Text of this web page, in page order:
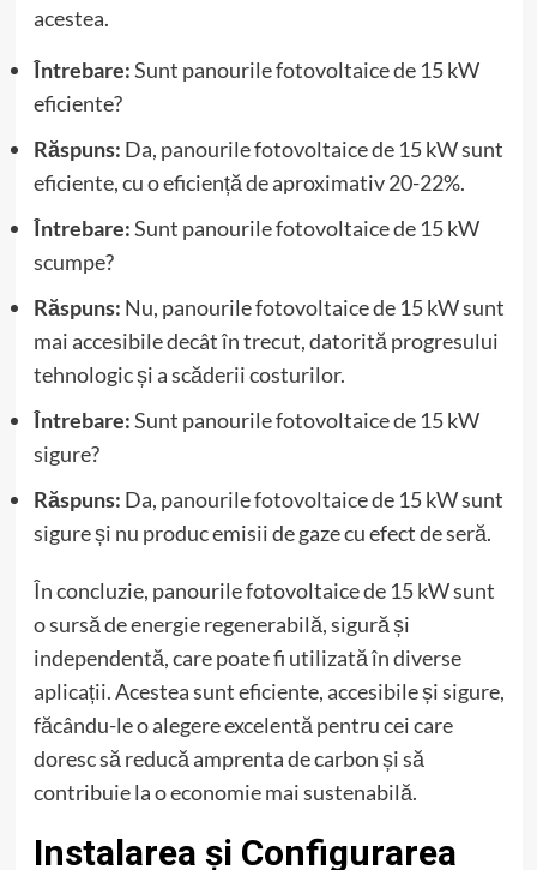
acestea.
Întrebare:Sunt panourile fotovoltaice de 15 kW
eficiente?
Răspuns: Da, panourile fotovoltaice de 15 kW sunt
eficiente, cu o eficiență de aproximativ 20-22%.
Întrebare:Sunt panourile fotovoltaice de 15 kW
scumpe?
Răspuns: Nu, panourile fotovoltaice de 15 kW sunt
mai accesibile decât în trecut, datorită progresului
tehnologic și a scăderii costurilor.
Întrebare:Sunt panourile fotovoltaice de 15 kW
sigure?
Răspuns: Da, panourile fotovoltaice de 15 kW sunt
sigure și nu produc emisii de gaze cu efect de seră.
În concluzie, panourile fotovoltaice de 15 kW sunt
o sursă de energie regenerabilă, sigură și
independentă, care poate fi utilizată în diverse
aplicații. Acestea sunt eficiente, accesibile și sigure,
făcându-le o alegere excelentă pentru cei care
doresc să reducă amprenta de carbon și să
contribuie la o economie mai sustenabilă.
Instalarea și Configurarea